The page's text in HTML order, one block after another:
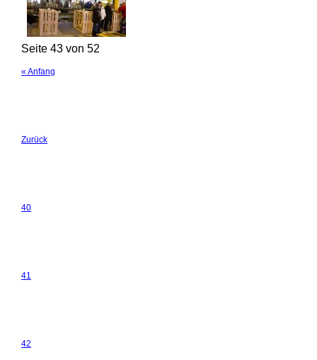
Seite 43 von 52
« Anfang
Zurück
40
41
42